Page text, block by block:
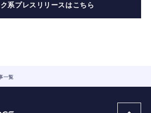
系プレスリリースはこちら
一覧